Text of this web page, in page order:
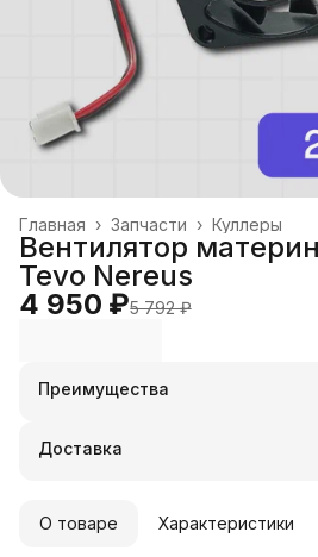
Куллеры
Запчасти ›
Главная ›
Вентилятор
Tevo Nereus
4 950 ₽5 792 ₽
Преимущества
Оплата частями в Сплит
Удобный возврат
Доставка
О товаре Характеристики